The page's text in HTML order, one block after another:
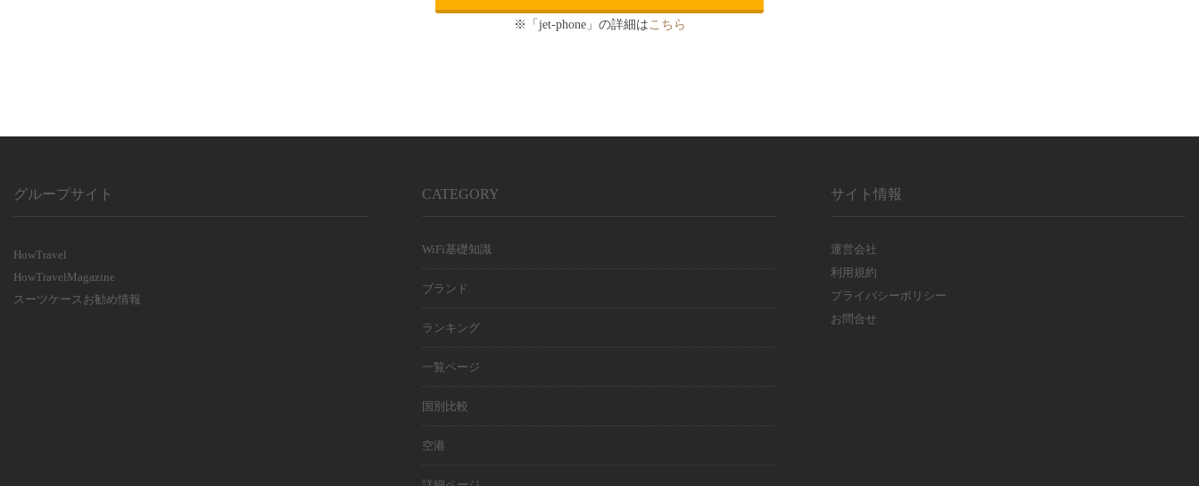
※「jet-phone」の詳細はこちら
グループサイト
HowTravel
HowTravelMagazine
スーツケースお勧め情報
CATEGORY
WiFi基礎知識
ブランド
ランキング
一覧ページ
国別比較
空港
サイト情報
運営会社
利用規約
プライバシーポリシー
お問合せ